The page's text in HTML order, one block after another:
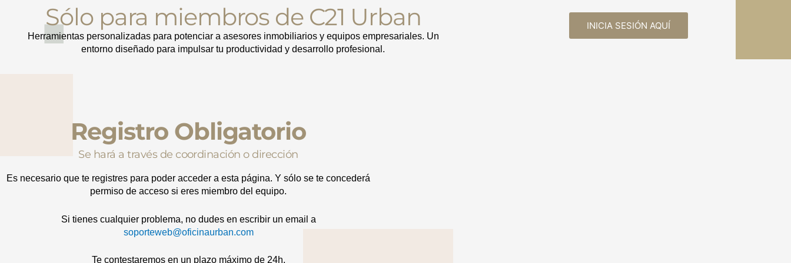
Sólo para miembros de C21 Urban
Herramientas personalizadas para potenciar a asesores inmobiliarios y equipos empresariales. Un
entorno diseñado para impulsar tu productividad y desarrollo profesional.
INICIA SESIÓN AQUÍ
Registro Obligatorio
Se hará a través de coordinación o dirección
Es necesario que te registres para poder acceder a esta página. Y sólo se te concederá
permiso de acceso si eres miembro del equipo.
Si tienes cualquier problema, no dudes en escribir un email a
soporteweb@oficinaurban.com
Te contestaremos en un plazo máximo de 24h.